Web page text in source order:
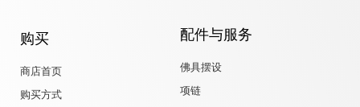
购买
商店首页
购买方式
配件与服务
佛具摆设
项链